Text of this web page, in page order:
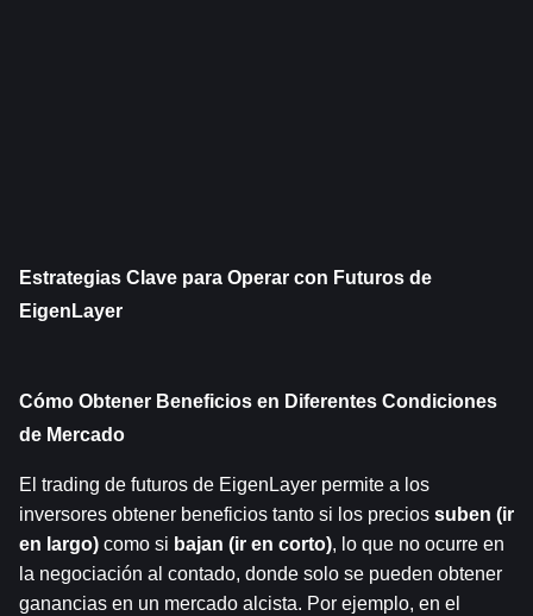
Estrategias Clave para Operar con Futuros de
EigenLayer
Cómo Obtener Beneficios en Diferentes Condiciones
de Mercado
El trading de futuros de EigenLayer permite a los
inversores obtener beneficios tanto si los precios suben (ir
en largo) como si bajan (ir en corto), lo que no ocurre en
la negociación al contado, donde solo se pueden obtener
ganancias en un mercado alcista. Por ejemplo, en el